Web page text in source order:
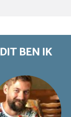
DIT BEN IK